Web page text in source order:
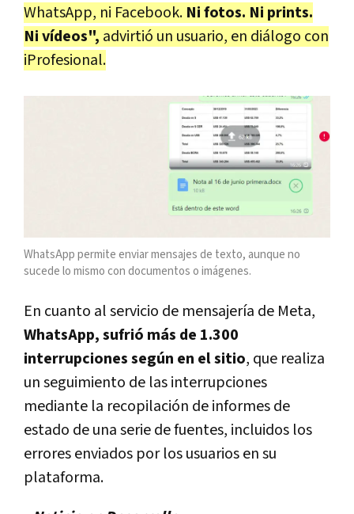
WhatsApp, ni Facebook. Ni fotos. Ni prints.
Ni vídeos", advirtió un usuario, en diálogo con
iProfesional.
WhatsApp permite enviar mensajes de texto, aunque no
sucede lo mismo con documentos o imágenes.
En cuanto al servicio de mensajería de Meta,
WhatsApp, sufrió más de 1.300
interrupciones según en el sitio, que realiza
un seguimiento de las interrupciones
mediante la recopilación de informes de
estado de una serie de fuentes, incluidos los
errores enviados por los usuarios en su
plataforma.